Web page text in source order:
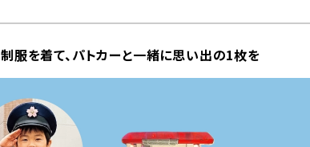
制服を着て、パトカーと一緒に思い出の1枚を